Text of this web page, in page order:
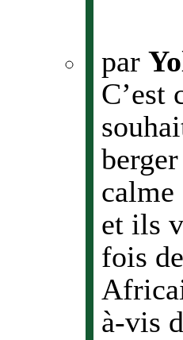
par
C’est
calme
et ils
fois
à-vis